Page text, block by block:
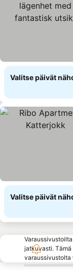
Valitse päivät
Valitse päivät
jatkuvasti.
varaussivustolta